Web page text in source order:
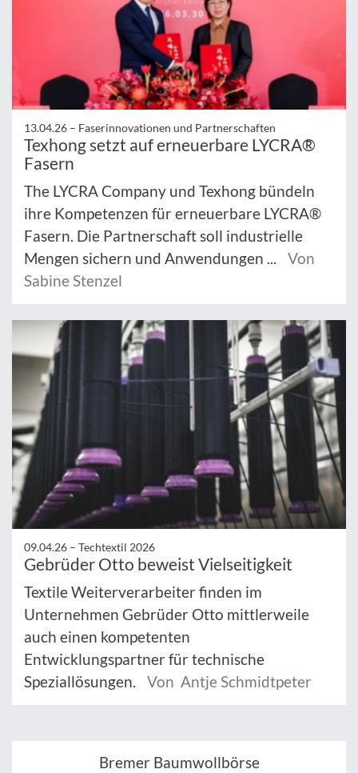
13.04.26 – Faserinnovationen und Partnerschaften
Texhong setzt auf erneuerbare LYCRA®
Fasern
The LYCRA Company und Texhong bündeln
ihre Kompetenzen für erneuerbare LYCRA®
Fasern. Die Partnerschaft soll industrielle
Mengen sichern und Anwendungen ...
Von
Sabine Stenzel
09.04.26 – Techtextil 2026
Gebrüder Otto beweist Vielseitigkeit
Textile Weiterverarbeiter finden im
Unternehmen Gebrüder Otto mittlerweile
auch einen kompetenten
Entwicklungspartner für technische
Speziallösungen.
Von Antje Schmidtpeter
Bremer Baumwollbörse